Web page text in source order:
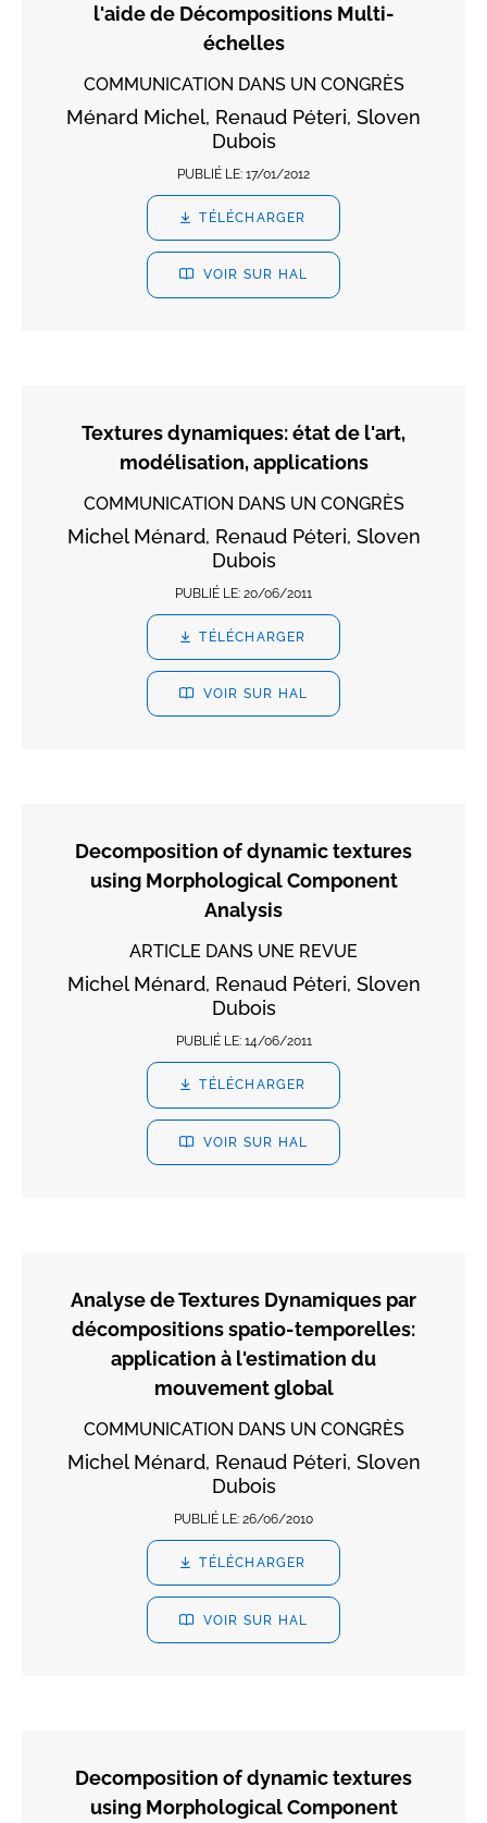
l'aide de Décompositions Multi-
échelles
COMMUNICATION DANS UN CONGRÈS
Ménard Michel, Renaud Péteri, Sloven
Dubois
PUBLIÉ LE: 17/01/2012
TÉLÉCHARGER
VOIR SUR HAL
Textures dynamiques: état de l'art,
modélisation, applications
COMMUNICATION DANS UN CONGRÈS
Michel Ménard, Renaud Péteri, Sloven
Dubois
PUBLIÉ LE: 20/06/2011
TÉLÉCHARGER
VOIR SUR HAL
Decomposition of dynamic textures
using Morphological Component
Analysis
ARTICLE DANS UNE REVUE
Michel Ménard, Renaud Péteri, Sloven
Dubois
PUBLIÉ LE: 14/06/2011
TÉLÉCHARGER
VOIR SUR HAL
Analyse de Textures Dynamiques par
décompositions spatio-temporelles:
application à l'estimation du
mouvement global
COMMUNICATION DANS UN CONGRÈS
Michel Ménard, Renaud Péteri, Sloven
Dubois
PUBLIÉ LE: 26/06/2010
TÉLÉCHARGER
VOIR SUR HAL
Decomposition of dynamic textures
using Morphological Component